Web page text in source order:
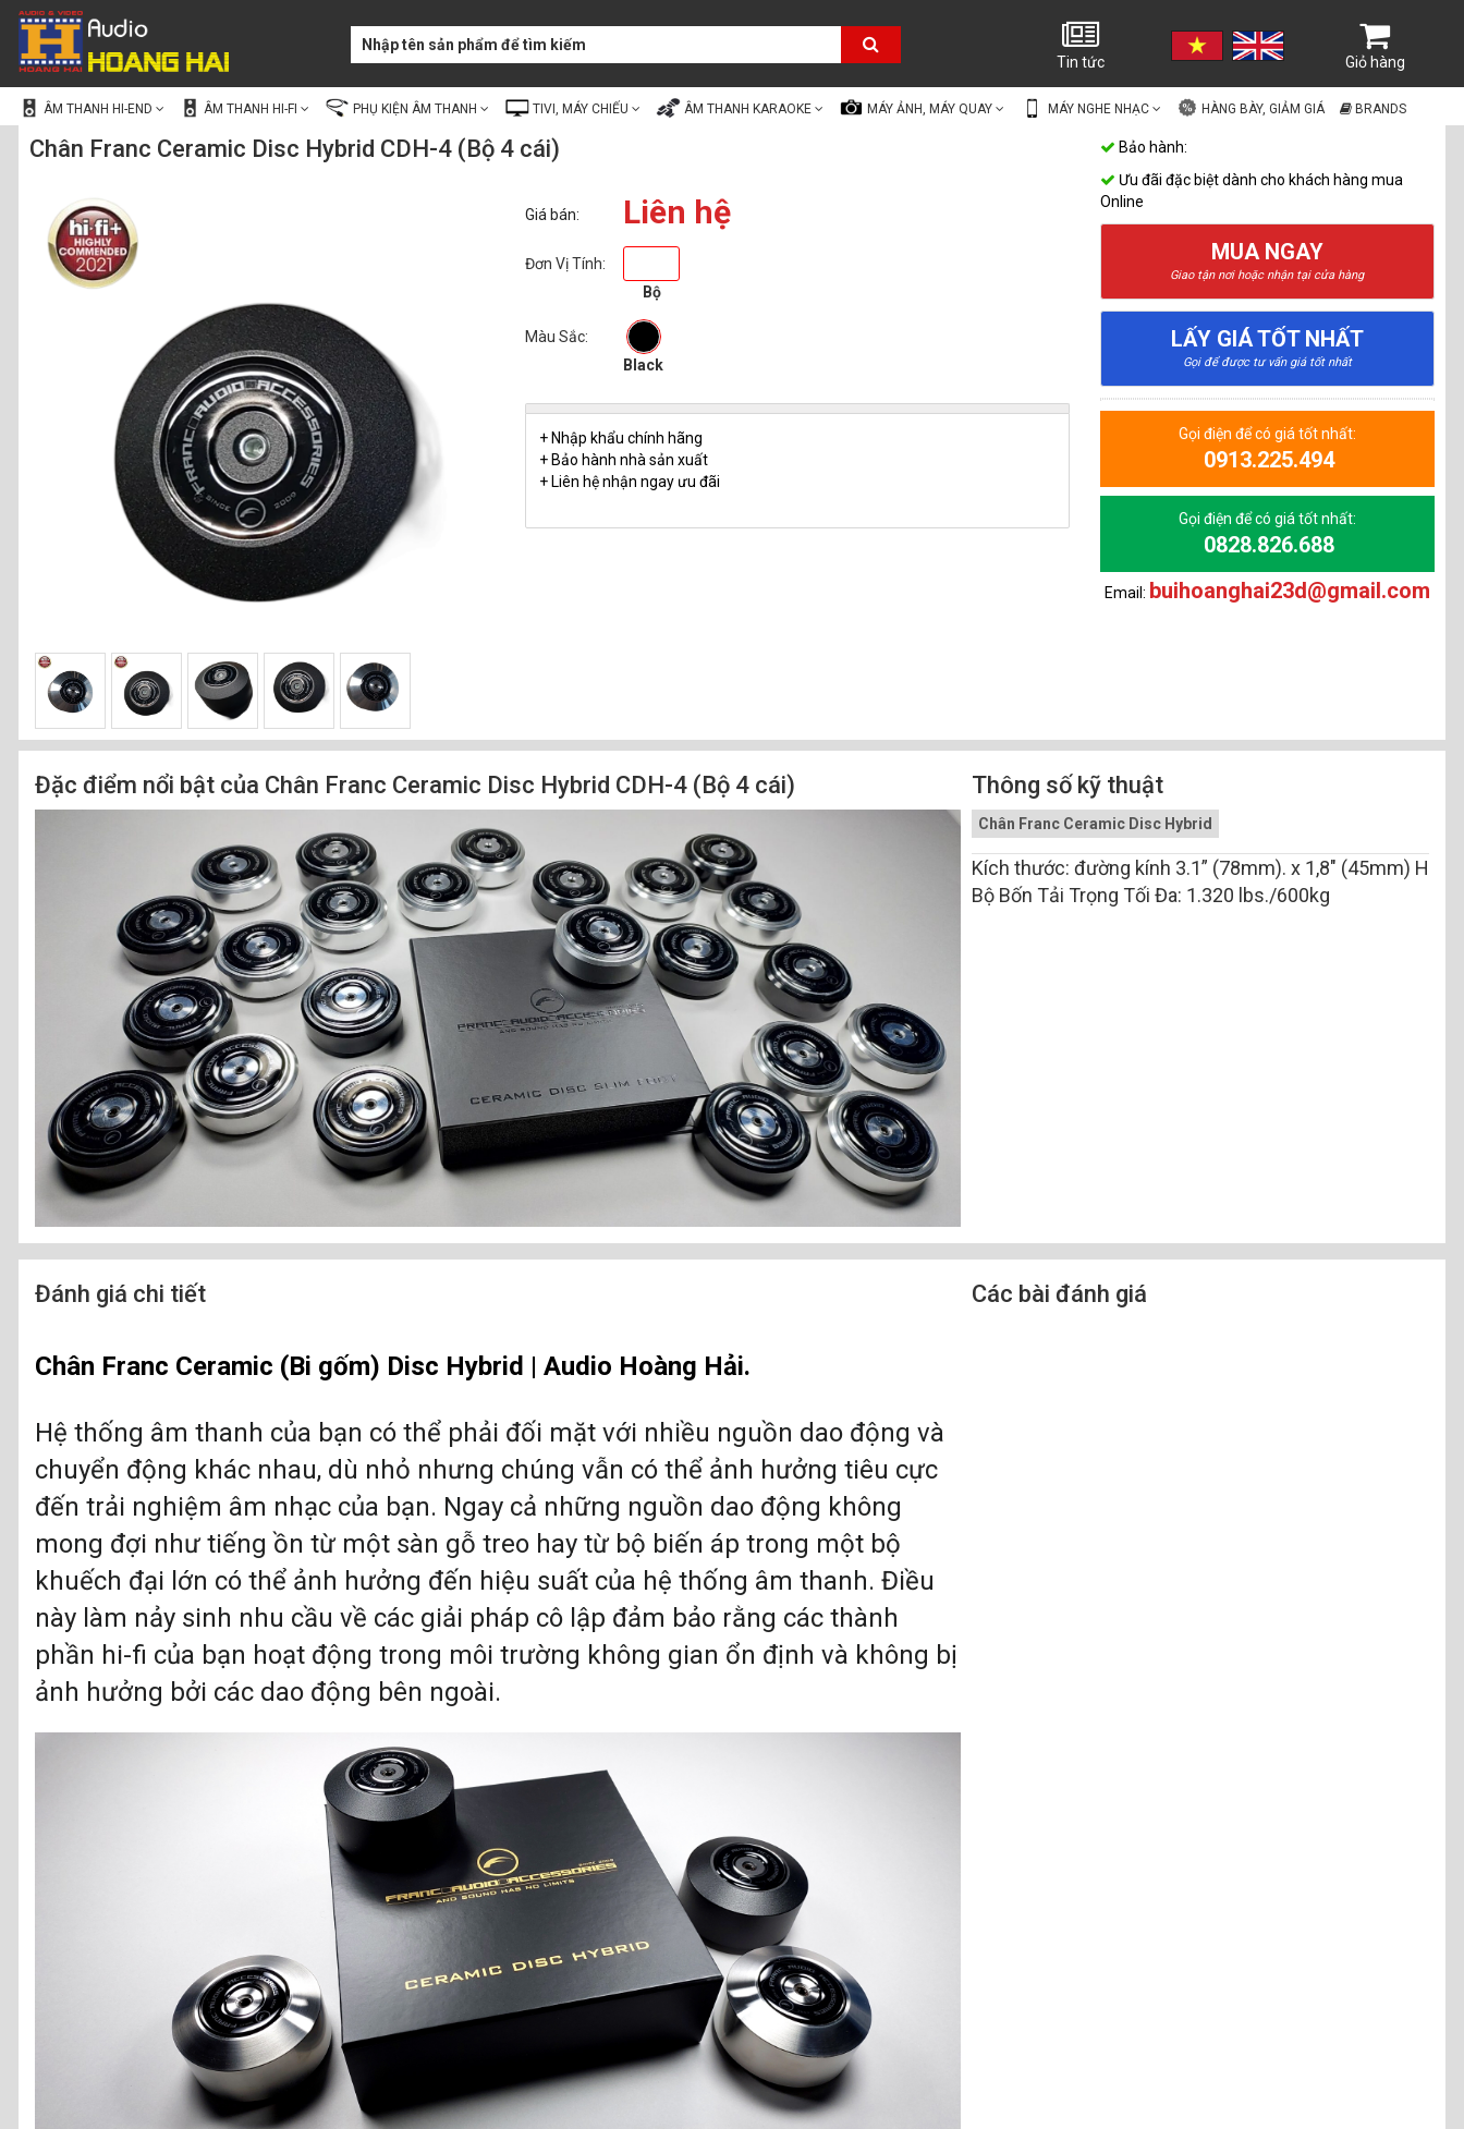
Tin tức Giỏ hàng
ÂM THANH HI-END ÂM THANH HI-FI PHỤ KIỆN ÂM THANH TIVI, MÁY CHIẾU ÂM THANH KARAOKE MÁY ẢNH, MÁY QUAY MÁY NGHE NHẠC HÀNG BÀY, GIẢM GIÁ BRANDS
Chân Franc Ceramic Disc Hybrid CDH-4 (Bộ 4 cái)
Giá bán: Liên hệ
Đơn Vị Tính:
Bộ
Màu Sắc:
Black
+ Nhập khẩu chính hãng
+ Bảo hành nhà sản xuất
+ Liên hệ nhận ngay ưu đãi
Bảo hành:
Ưu đãi đặc biệt dành cho khách hàng mua
Online
MUA NGAY
Giao tận nơi hoặc nhận tại cửa hàng
LẤY GIÁ TỐT NHẤT
Gọi để được tư vấn giá tốt nhất
Gọi điện để có giá tốt nhất:
0913.225.494
Gọi điện để có giá tốt nhất:
0828.826.688
Email: buihoanghai23d@gmail.com
Đặc điểm nổi bật của Chân Franc Ceramic Disc Hybrid CDH-4 (Bộ 4 cái) Thông số kỹ thuật
Chân Franc Ceramic Disc Hybrid
Kích thước: đường kính 3.1” (78mm). x 1,8″ (45mm) H
Bộ Bốn Tải Trọng Tối Đa: 1.320 lbs./600kg
Đánh giá chi tiết
Chân Franc Ceramic (Bi gốm) Disc Hybrid | Audio Hoàng Hải.
Hệ thống âm thanh của bạn có thể phải đối mặt với nhiều nguồn dao động và
chuyển động khác nhau, dù nhỏ nhưng chúng vẫn có thể ảnh hưởng tiêu cực
đến trải nghiệm âm nhạc của bạn. Ngay cả những nguồn dao động không
mong đợi như tiếng ồn từ một sàn gỗ treo hay từ bộ biến áp trong một bộ
khuếch đại lớn có thể ảnh hưởng đến hiệu suất của hệ thống âm thanh. Điều
này làm nảy sinh nhu cầu về các giải pháp cô lập đảm bảo rằng các thành
phần hi-fi của bạn hoạt động trong môi trường không gian ổn định và không bị
ảnh hưởng bởi các dao động bên ngoài.
Các bài đánh giá